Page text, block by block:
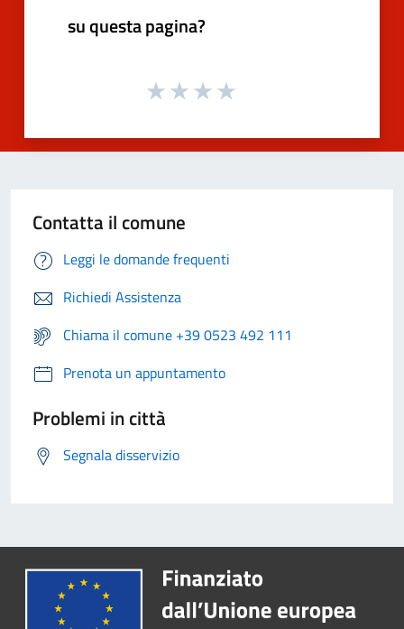
su questa pagina?
Contatta il comune
Leggi le domande frequenti
Richiedi Assistenza
Chiama il comune +39 0523 492 111
Prenota un appuntamento
Problemi in città
Segnala disservizio